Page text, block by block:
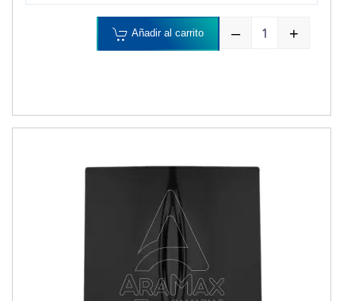
– +
Añadir al carrito